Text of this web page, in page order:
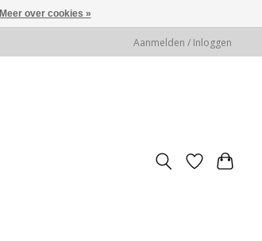
Aanmelden / Inloggen
Meer over cookies »